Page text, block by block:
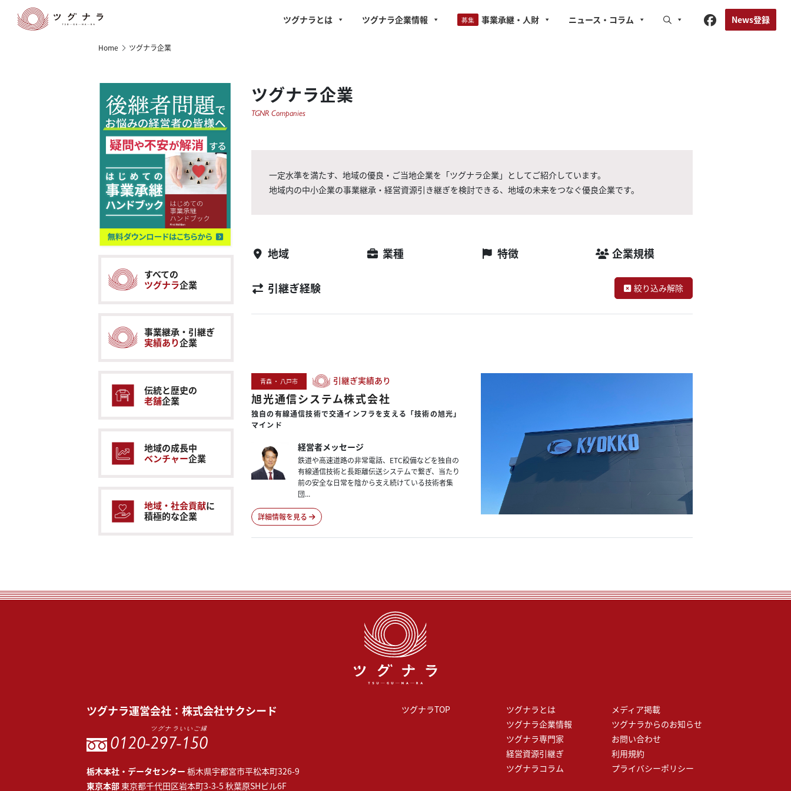
ツグナラとは ツグナラ企業情報 事業承継・人財 ニュース ・コラム News登録
Home ツグナラ企業
すべての
ツグナラ企業
事業継承・引継ぎ
実績あり企業
伝統と歴史の
老舗企業
地域の成長中
ベンチャー企業
地域・社会貢献に
積極的な企業
ツグナラ企業
TGNR Companies
一定水準を満たす、地域の優良・ご当地企業を「ツグナラ企業」としてご紹介しています。
地域内の中小企業の事業継承・経営資源引き継ぎを検討できる、地域の未来をつなぐ優良企業です。
地域 業種 特徴 企業規模
引継ぎ経験 絞り込み解除
青森 ・ 八戸市 引継ぎ実績あり
旭光通信システム株式会社
独自の有線通信技術で交通インフラを支える 「技術の旭光」
マインド
経営者メッセージ
鉄道や高速道路の非常電話、ETC設備などを独自の
有線通信技術と長距離伝送システムで繋ぎ、当たり
前の安全な日常を陰から支え続けている技術者集
団...
詳細情報を見る
ツグナラ運営会社： 株式会社サクシード
0120-297-150
ツグナラいいご縁
栃木本社・データセンター 栃木県宇都宮市平松本町326-9
東京本部 東京都千代田区岩本町3-3-5 秋葉原SHビル6F
ツグナラTOP
ツグナラとは
ツグナラ企業情報
ツグナラ専門家
経営資源引継ぎ
ツグナラコラム
メディア掲載
ツグナラからのお知らせ
お問い合わせ
利用規約
プライバシーポリシー